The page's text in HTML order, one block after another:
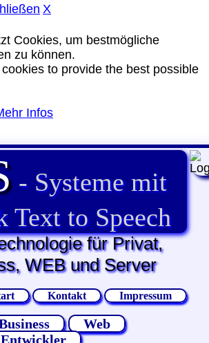
X
Cookies, um bestmögliche
zu können.
to provide the best possible
Infos
- Systeme mit
Text to Speech
für Privat,
WEB und Server
Kontakt Impressum
Web
Entwickler